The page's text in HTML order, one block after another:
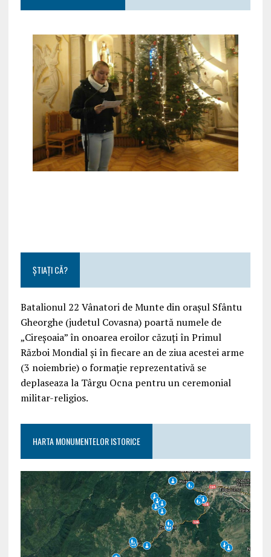
ȘTIAȚI CĂ?
Batalionul 22 Vânatori de Munte din orașul Sfântu
Gheorghe (judetul Covasna) poartă numele de
„Cireșoaia” în onoarea eroilor căzuți în Primul
Război Mondial și în fiecare an de ziua acestei arme
(3 noiembrie) o formație reprezentativă se
deplaseaza la Târgu Ocna pentru un ceremonial
militar-religios.
HARTA MONUMENTELOR ISTORICE